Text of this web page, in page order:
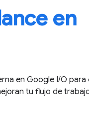
en
en Google I / O
tu flujo de